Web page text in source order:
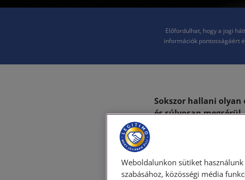
Előfordulhat, hogy a jogi
információk pontosságáért
Sokszor hallani olyan
és súlyosan
Kezdjük az alapokkal.
használható egyéb
Weboldalunkon sütiket
szabásához, közösségi média